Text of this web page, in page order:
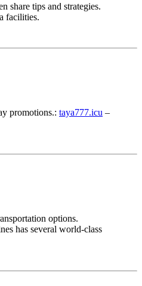
share tips and strategies.
facilities.
promotions.: taya777.icu –
options.
has several world-class